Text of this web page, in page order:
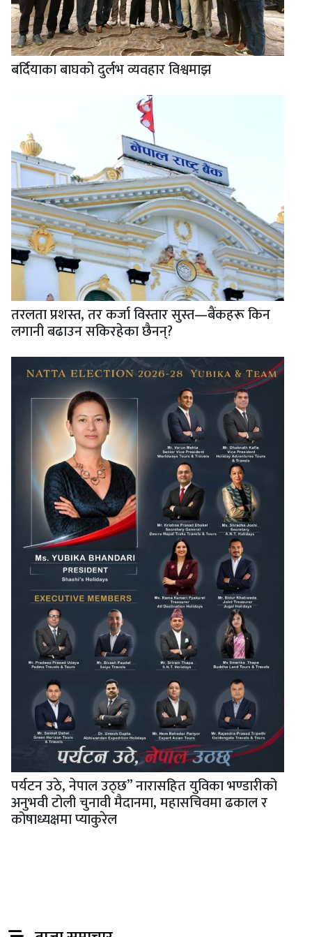
बर्दियाका बाघको दुर्लभ व्यवहार विश्वमाझ
तरलता प्रशस्त, तर कर्जा विस्तार सुस्त—बैंकहरू किन
लगानी बढाउन सकिरहेका छैनन्?
पर्यटन उठे, नेपाल उठ्छ” नारासहित युविका भण्डारीको
अनुभवी टोली चुनावी मैदानमा, महासचिवमा ढकाल र
कोषाध्यक्षमा प्याकुरेल